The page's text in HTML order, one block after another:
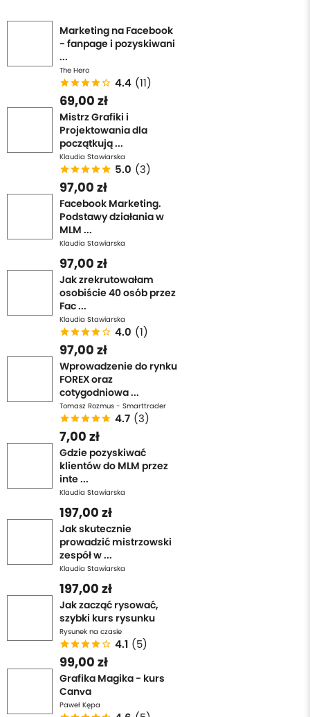
Marketing na Facebook
- fanpage i pozyskiwani
...
The Hero
4.4 (11)
69,00 zł
Mistrz Grafiki i
Projektowania dla
początkują ...
Klaudia Stawiarska
5.0 (3)
97,00 zł
Facebook Marketing.
Podstawy działania w
MLM ...
Klaudia Stawiarska
97,00 zł
Jak zrekrutowałam
osobiście 40 osób przez
Fac ...
Klaudia Stawiarska
4.0 (1)
97,00 zł
Wprowadzenie do rynku
FOREX oraz
cotygodniowa ...
Tomasz Rozmus - Smarttrader
4.7 (3)
7,00 zł
Gdzie pozyskiwać
klientów do MLM przez
inte ...
Klaudia Stawiarska
197,00 zł
Jak skutecznie
prowadzić mistrzowski
zespół w ...
Klaudia Stawiarska
197,00 zł
Jak zacząć rysować,
szybki kurs rysunku
Rysunek na czasie
4.1 (5)
99,00 zł
Grafika Magika - kurs
Canva
Paweł Kępa